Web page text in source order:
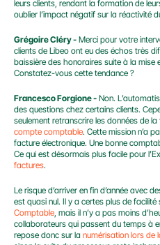
leurs clients, rendant la formation de
oublier l’impact négatif sur la réactivité
Grégoire Cléry - Merci pour votre
clients de Libeo ont eu des échos très
baissière des honoraires suite à la mise
Constatez-vous cette tendance ?
Francesco Forgione - Non.
des questions chez certains clients.
seulement retranscrire les données de
compte comptable. Cette mission n’a
facture électronique. Une bonne
Ce qui est désormais plus facile pour
factures.
Le risque d’arriver en fin d’année avec
est quasi nul. Il y a certes plus de facilité
Comptable , mais il n’y a pas moins
collaborateurs qui passent du temps à
repose donc sur la numérisation lors de